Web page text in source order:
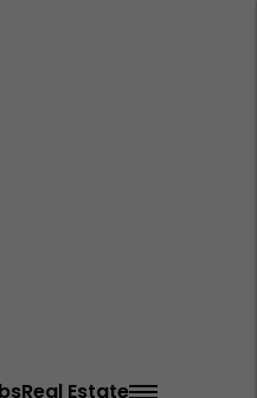
Real Estate